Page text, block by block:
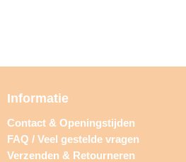
Informatie
Contact & Openingstijden
FAQ / Veel gestelde vragen
Verzenden & Retourneren